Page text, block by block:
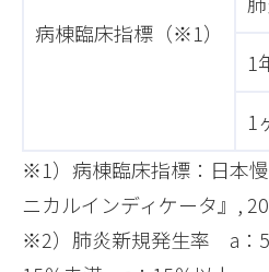
病棟臨床指標（※1）
1
1
※1）病棟臨床指標：日本
ニカルインディケータ』,
※2）肺炎新規発生率 a：